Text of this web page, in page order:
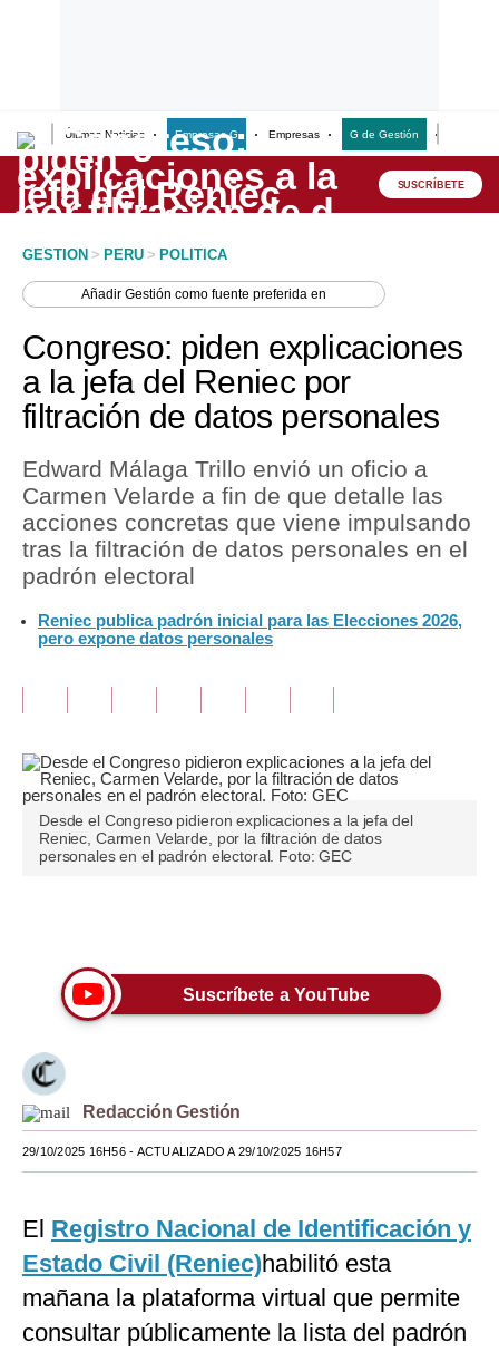
Últimas Noticias Empresas G Empresas G de Gestión
Lo último
Peru Quiosco
Economía
Mercados
Política
Tu Dinero
Finanzas Personales
Inmobiliarias
Opinión
Editorial
Pregunta de hoy
Blogs
Viajes
Estilos
Mundo
España
Internacional
Tecnología
SUSCRÍBETE
GESTION > PERU > POLITICA
AñadirGestión como fuente preferida en
Congreso: piden explicaciones
a la jefa del Reniec por
filtración de datos personales
Edward Málaga Trillo envió un oficio a
Carmen Velarde a fin de que detalle las
acciones concretas que viene impulsando
tras la filtración de datos personales en el
padrón electoral
Reniec publica padrón inicial para las Elecciones 2026,
pero expone datos personales
Desde el Congreso pidieron explicaciones a la jefa del
Reniec, Carmen Velarde, por la filtración de datos
personales en el padrón electoral. Foto: GEC
Suscríbete a YouTube
Redacción Gestión
29/10/2025 16H56- ACTUALIZADO A 29/10/2025 16H57
El Registro Nacional de Identificación y
Estado Civil (Reniec)habilitó esta
mañana la plataforma virtual que permite
consultar públicamente la lista del padrón